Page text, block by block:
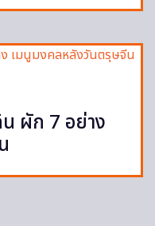
ผัก 7 อย่าง